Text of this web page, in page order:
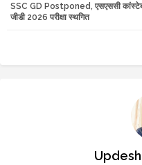
SSC GD Postponed, एसएससी
जीडी 2026 परीक्षा स्थगित